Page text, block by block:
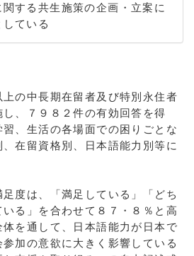
する共生施策の企画・立案に
ている
の中長期在留者及び特別永住者
、７９８２件の有効回答を得
、生活の各場面での困りごとな
在留資格別、日本語能力別等に
度は、「満足している」「どち
る」を合わせて８７・８％と高
を通して、日本語能力が日本で
加の意欲に大きく影響している